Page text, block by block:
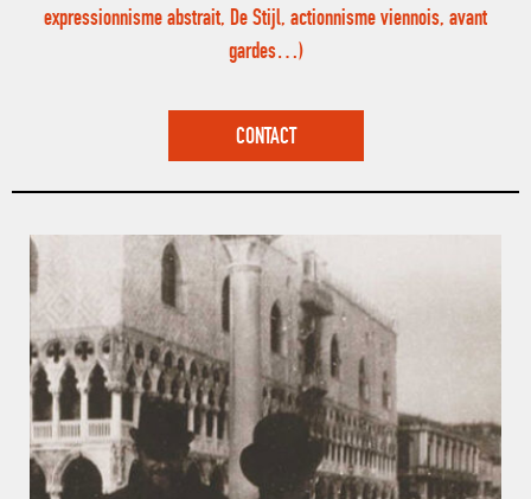
expressionnisme abstrait, De Stijl, actionnisme viennois, avant
gardes…)
CONTACT